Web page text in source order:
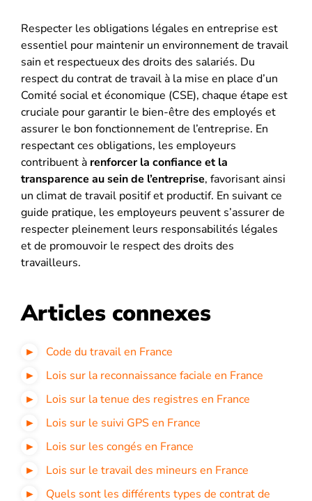
Respecter les obligations légales en entreprise est
essentiel pour maintenir un environnement de travail
sain et respectueux des droits des salariés. Du
respect du contrat de travail à la mise en place d’un
Comité social et économique (CSE), chaque étape est
cruciale pour garantir le bien-être des employés et
assurer le bon fonctionnement de l’entreprise. En
respectant ces obligations, les employeurs
contribuent à renforcer la confiance et la
transparence au sein de l’entreprise, favorisant ainsi
un climat de travail positif et productif. En suivant ce
guide pratique, les employeurs peuvent s’assurer de
respecter pleinement leurs responsabilités légales
et de promouvoir le respect des droits des
travailleurs.
Articles connexes
Code du travail en France
Lois sur la reconnaissance faciale en France
Lois sur la tenue des registres en France
Lois sur le suivi GPS en France
Lois sur les congés en France
Lois sur le travail des mineurs en France
Quels sont les différents types de contrat de